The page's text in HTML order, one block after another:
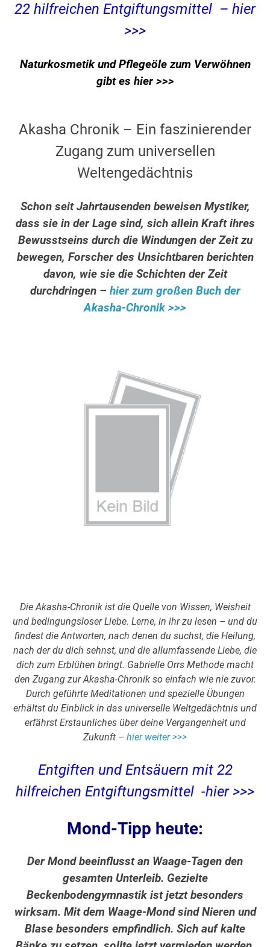
22 hilfreichen Entgiftungsmittel – hier
>>>
Naturkosmetik und Pflegeöle zum Verwöhnen
gibt es hier >>>
Akasha Chronik – Ein faszinierender
Zugang zum universellen
Weltengedächtnis
Schon seit Jahrtausenden beweisen Mystiker,
dass sie in der Lage sind, sich allein Kraft ihres
Bewusstseins durch die Windungen der Zeit zu
bewegen, Forscher des Unsichtbaren berichten
davon, wie sie die Schichten der Zeit
durchdringen – hier zum großen Buch der
Akasha-Chronik >>>
Die Akasha-Chronik ist die Quelle von Wissen, Weisheit
und bedingungsloser Liebe. Lerne, in ihr zu lesen – und du
findest die Antworten, nach denen du suchst, die Heilung,
nach der du dich sehnst, und die allumfassende Liebe, die
dich zum Erblühen bringt. Gabrielle Orrs Methode macht
den Zugang zur Akasha-Chronik so einfach wie nie zuvor.
Durch geführte Meditationen und spezielle Übungen
erhältst du Einblick in das universelle Weltgedächtnis und
erfährst Erstaunliches über deine Vergangenheit und
Zukunft – hier weiter >>>
Entgiften und Entsäuern mit 22
hilfreichen Entgiftungsmittel -hier >>>
Mond-Tipp heute:
Der Mond beeinflusst an Waage-Tagen den
gesamten Unterleib. Gezielte
Beckenbodengymnastik ist jetzt besonders
wirksam. Mit dem Waage-Mond sind Nieren und
Blase besonders empfindlich. Sich auf kalte